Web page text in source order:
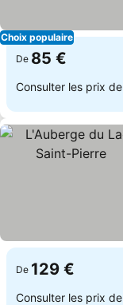
Choix populaire
De 85 €
Consulter les prix de
De 129 €
Consulter les prix de